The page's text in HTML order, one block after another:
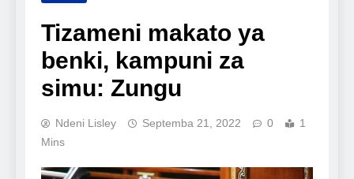
Tizameni makato ya
benki, kampuni za
simu: Zungu
Ndeni Lisley Septemba 21, 2022 0
1
Mins